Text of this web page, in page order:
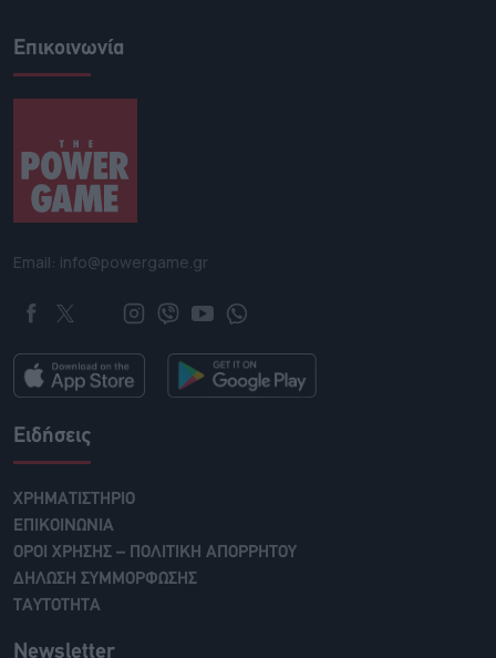
Επικοινωνία
Email: info@powergame.gr
Ειδήσεις
ΧΡΗΜΑΤΙΣΤΗΡΙΟ
ΕΠΙΚΟΙΝΩΝΙΑ
ΟΡΟΙ ΧΡΗΣΗΣ – ΠΟΛΙΤΙΚΗ ΑΠΟΡΡΗΤΟΥ
ΔΗΛΩΣΗ ΣΥΜΜΟΡΦΩΣΗΣ
ΤΑΥΤΟΤΗΤΑ
Newsletter